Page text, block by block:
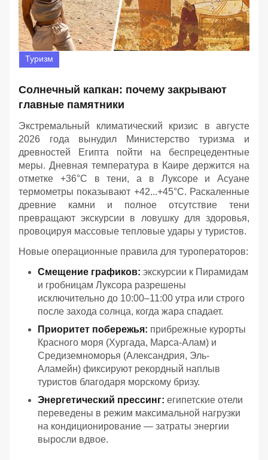
Туризм
Солнечный капкан: почему закрывают
главные памятники
Экстремальный климатический кризис в августе
2026 года вынудил Министерство туризма и
древностей Египта пойти на беспрецедентные
меры. Дневная температура в Каире держится на
отметке +36°C в тени, а в Луксоре и Асуане
термометры показывают +42...+45°C. Раскаленные
древние камни и полное отсутствие тени
превращают экскурсии в ловушку для здоровья,
провоцируя массовые тепловые удары у туристов.
Новые операционные правила для туроператоров:
Смещение графиков: экскурсии к Пирамидам
и гробницам Луксора разрешены
исключительно до 10:00–11:00 утра или строго
после захода солнца, когда жара спадает.
Приоритет побережья: прибрежные курорты
Красного моря (Хургада, Марса-Алам) и
Средиземноморья (Александрия, Эль-
Аламейн) фиксируют рекордный наплыв
туристов благодаря морскому бризу.
Энергетический прессинг: египетские отели
переведены в режим максимальной нагрузки
на кондиционирование — затраты энергии
выросли вдвое.